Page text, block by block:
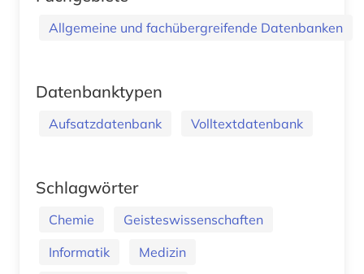
Allgemeine und fachübergreifende Datenbanken
Datenbanktypen
Aufsatzdatenbank Volltextdatenbank
Schlagwörter
Chemie
Geisteswissenschaften
Informatik
Medizin